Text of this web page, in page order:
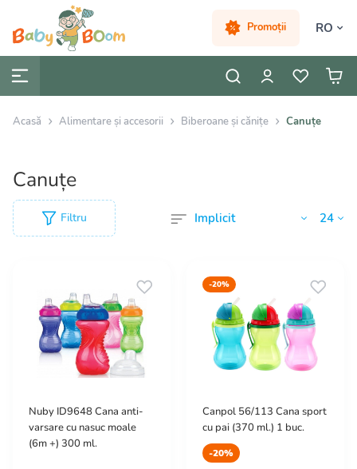
Promoții RO
Acasă Alimentare și accesorii Biberoane și cănițe Canuțe
Canuțe
Filtru
Nuby ID9648 Cana anti-
varsare cu nasuc moale
(6m +) 300 ml.
-20%
Canpol 56/113 Cana sport
cu pai (370 ml.) 1 buc.
-20%